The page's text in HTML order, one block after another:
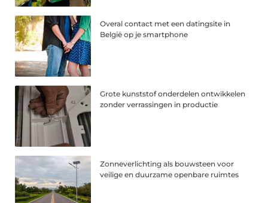
Overal contact met een datingsite in
België op je smartphone
Grote kunststof onderdelen ontwikkelen
zonder verrassingen in productie
Zonneverlichting als bouwsteen voor
veilige en duurzame openbare ruimtes